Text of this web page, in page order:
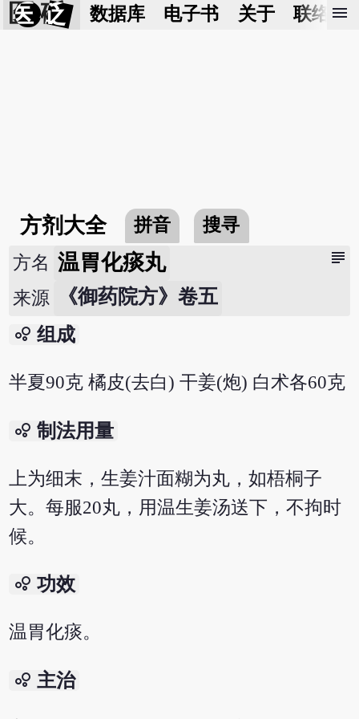
医 砭 数据库 电子书 关于 联络我
menu
方剂大全 拼音 搜寻
subject
方名 温胃化痰丸
来源 《御药院方》卷五
bubble_chart 组成
半夏90克 橘皮(去白) 干姜(炮) 白术各60克
bubble_chart 制法用量
上为细末，生姜汁面糊为丸，如梧桐子
大。每服20丸，用温生姜汤送下，不拘时
候。
bubble_chart 功效
温胃化痰。
bubble_chart 主治